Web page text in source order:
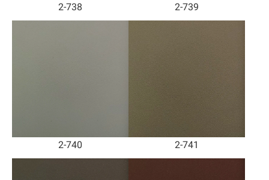
2-738 2-739
2-740 2-741